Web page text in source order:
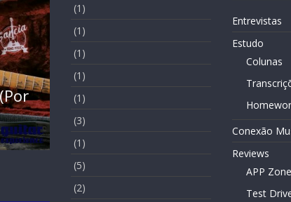
Entrevistas
Entrevista – Kiko Shred (Por
Maltez)
19 de November de 2021
(1)
(1)
(1)
(1)
(1)
(3)
(1)
(5)
(2)
Entrevistas
Estudo
Colunas
Conexão
Reviews
APP Zone
Test